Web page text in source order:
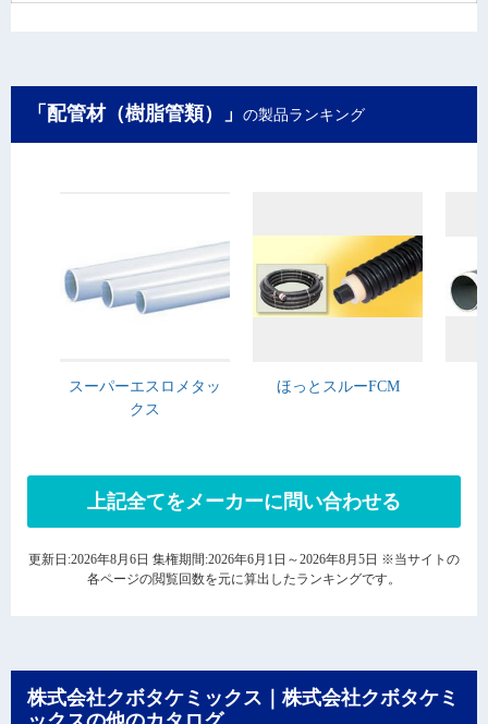
「配管材（樹脂管類）」 の製品ランキング
スーパーエスロメタッ
クス
ほっとスルーFCM
上記全てをメーカーに問い合わせる
更新日:2026年8月6日 集権期間:2026年6月1日～2026年8月5日 ※当サイトの
各ページの閲覧回数を元に算出したランキングです。
株式会社クボタケミックス｜株式会社クボタケミ